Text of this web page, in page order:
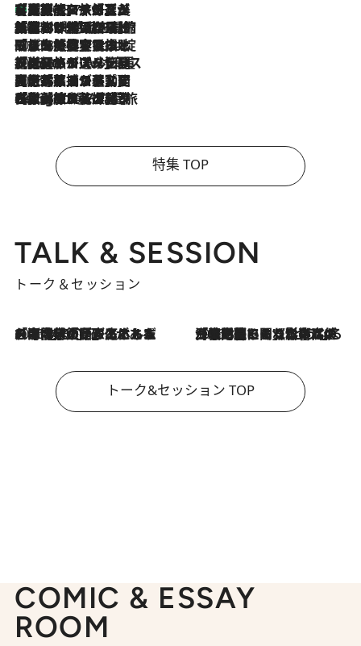
2026.8.7
【厳選旅コスメ】「多機能アイテムがメイン！」旅好き美容エディターが選んだ夏旅ベストコスメを発表【Mサイズジップ】
2026.8.6
「荷物が増えるほど旅ストレスは増す」美容ジャーナリストがたどり着いた最終結論。“化粧品を劇的に減らす”感動の凝縮美容とは
2026.8.6
「旅先には金髪ウィッグを持参」日本と同じメイクでは損してる!? 美容ジャーナリストが提案する“掟破りの旅美容”とは
2026.8.6
【厳選旅コスメ】「身軽さ＆UV対策重視！」ヘアアーティストshucoが選んだ夏旅ベストコスメを発表【Mサイズジップ】
2026.8.5
【厳選旅コスメ】国内をあちこち移動する河井菜摘が選んだ夏旅ベストコスメ発表！「リラックスアイテムはマスト」【Mサイズジップ】
2026.8.4
【厳選旅コスメ】「紫外線＆乾燥対策しながらメイク感も！」ヘア＆メイクGeorgeが選んだ夏旅ベストコスメを発表！【Mサイズジップ】
特集 TOP
TALK & SESSION
トーク＆セッション
2026.8.3
「今後値上げがあるとすれば…」「リスクがあるのは今年の冬」エネルギー専門家が語る、ホルムズ海峡封鎖が家庭にもたらす“ある心配” 2026.8.3
「住宅建てられない…」「サーチャージ料の高値が続いている」ホルムズ海峡封鎖による影響はいつまで続く？《エネルギー専門家に聞く“どうなる日本の暮らし”》
トーク&セッション TOP
COMIC & ESSAY
ROOM